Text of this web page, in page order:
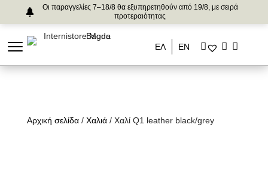
Οι παραγγελίες 7–18/8 θα εξυπηρετηθούν από 19/8, με σειρά
προτεραιότητας
ΕΛ ΕΝ
Αρχική σελίδα/ Χαλιά/ Χαλί Q1 leather black/grey